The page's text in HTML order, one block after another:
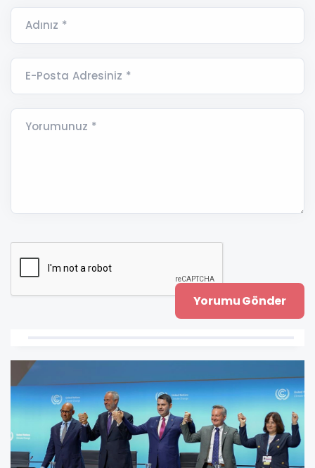
Adınız *
E-Posta Adresiniz *
Yorumunuz *